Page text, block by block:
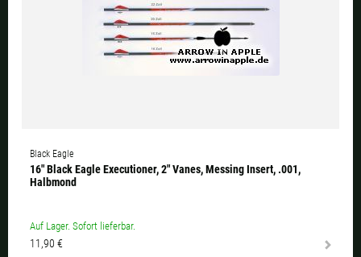
Black Eagle
16" Black Eagle Executioner, 2" Vanes, Messing Insert, .001,
Halbmond
Auf Lager. Sofort lieferbar.
11,90 €